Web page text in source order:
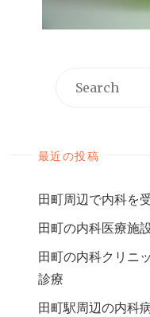
最近の投稿
田町周辺で内科を
田町の内科医療施
田町の内科クリニ
診療
田町駅周辺の内科